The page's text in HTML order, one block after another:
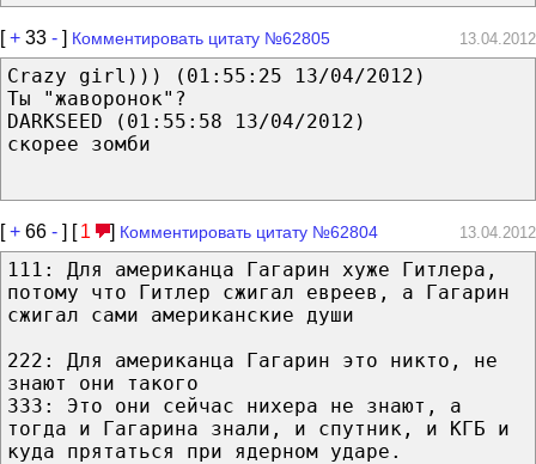
[+ 33 - ] Комментировать цитату №62805 13.04.2012
Crazy girl))) (01:55:25 13/04/2012)
Ты "жаворонок"?
DARKSEED (01:55:58 13/04/2012)
скорее зомби
[+ 66 - ] [ 1 ] Комментировать цитату №62804 13.04.2012
111: Для американца Гагарин хуже Гитлера,
потому что Гитлер сжигал евреев, а Гагарин
сжигал сами американские души
222: Для американца Гагарин это никто, не
знают они такого
333: Это они сейчас нихера не знают, а
тогда и Гагарина знали, и спутник, и КГБ и
куда прятаться при ядерном ударе.